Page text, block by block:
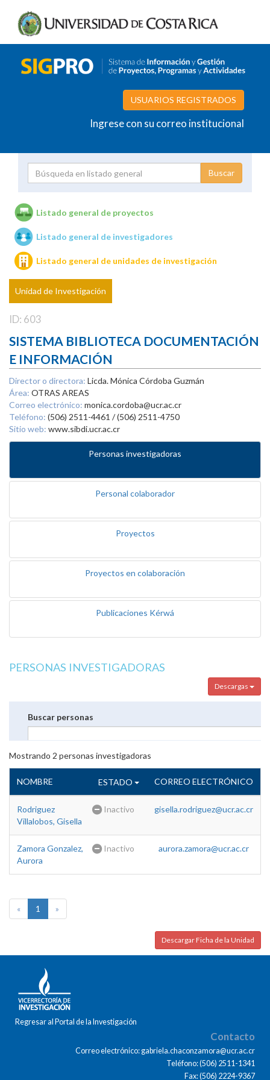
USUARIOS REGISTRADOS
Ingrese con su correo institucional
Unidades de investigación
Listado general de proyectos
Listado general de investigadores
Listado general de unidades de investigación
Unidad de Investigación
ID: 603
SISTEMA BIBLIOTECA DOCUMENTACIÓN
E INFORMACIÓN
Director o directora: Licda. Mónica Córdoba Guzmán
Área: OTRAS AREAS
Correo electrónico: monica.cordoba@ucr.ac.cr
Teléfono: (506) 2511-4461 / (506) 2511-4750
Sitio web: www.sibdi.ucr.ac.cr
Personas investigadoras
Personal colaborador
Proyectos
Proyectos en colaboración
Publicaciones Kérwá
PERSONAS INVESTIGADORAS
Descargas
Buscar personas
Mostrando 2 personas investigadoras
NOMBRE ESTADO CORREO ELECTRÓNICO
Rodriguez
Villalobos, Gisella
Inactivo gisella.rodriguez@ucr.ac.cr
Zamora Gonzalez,
Aurora
Inactivo aurora.zamora@ucr.ac.cr
« 1 »
Descargar Ficha de la Unidad
Regresar al Portal de la Investigación
Contacto
Correo electrónico: gabriela.chaconzamora@ucr.ac.cr
Teléfono: (506) 2511-1341
Fax: (506) 2224-9367